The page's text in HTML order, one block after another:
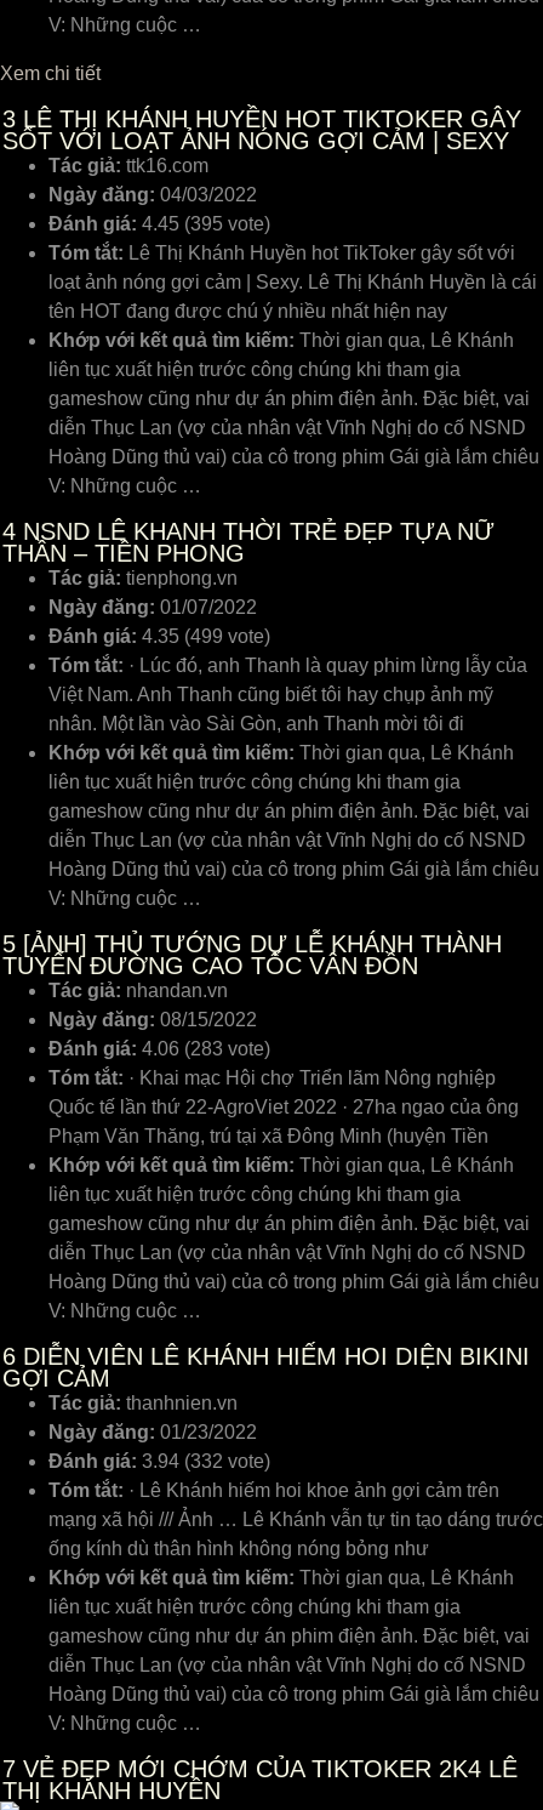
V: Những cuộc …
Xem chi tiết
3 LÊ THỊ KHÁNH HUYỀN HOT TIKTOKER GÂY
SỐT VỚI LOẠT ẢNH NÓNG GỢI CẢM | SEXY
Tác giả: ttk16.com
Ngày đăng: 04/03/2022
Đánh giá: 4.45 (395 vote)
Tóm tắt: Lê Thị Khánh Huyền hot TikToker gây sốt với
loạt ảnh nóng gợi cảm | Sexy. Lê Thị Khánh Huyền là cái
tên HOT đang được chú ý nhiều nhất hiện nay
Khớp với kết quả tìm kiếm: Thời gian qua, Lê Khánh
liên tục xuất hiện trước công chúng khi tham gia
gameshow cũng như dự án phim điện ảnh. Đặc biệt, vai
diễn Thục Lan (vợ của nhân vật Vĩnh Nghị do cố NSND
Hoàng Dũng thủ vai) của cô trong phim Gái già lắm chiêu
V: Những cuộc …
4 NSND LÊ KHANH THỜI TRẺ ĐẸP TỰA NỮ
THẦN – TIỀN PHONG
Tác giả: tienphong.vn
Ngày đăng: 01/07/2022
Đánh giá: 4.35 (499 vote)
Tóm tắt: · Lúc đó, anh Thanh là quay phim lừng lẫy của
Việt Nam. Anh Thanh cũng biết tôi hay chụp ảnh mỹ
nhân. Một lần vào Sài Gòn, anh Thanh mời tôi đi
Khớp với kết quả tìm kiếm: Thời gian qua, Lê Khánh
liên tục xuất hiện trước công chúng khi tham gia
gameshow cũng như dự án phim điện ảnh. Đặc biệt, vai
diễn Thục Lan (vợ của nhân vật Vĩnh Nghị do cố NSND
Hoàng Dũng thủ vai) của cô trong phim Gái già lắm chiêu
V: Những cuộc …
5 [ẢNH] THỦ TƯỚNG DỰ LỄ KHÁNH THÀNH
TUYẾN ĐƯỜNG CAO TỐC VÂN ĐỒN
Tác giả: nhandan.vn
Ngày đăng: 08/15/2022
Đánh giá: 4.06 (283 vote)
Tóm tắt: · Khai mạc Hội chợ Triển lãm Nông nghiệp
Quốc tế lần thứ 22-AgroViet 2022 · 27ha ngao của ông
Phạm Văn Thăng, trú tại xã Đông Minh (huyện Tiền
Khớp với kết quả tìm kiếm: Thời gian qua, Lê Khánh
liên tục xuất hiện trước công chúng khi tham gia
gameshow cũng như dự án phim điện ảnh. Đặc biệt, vai
diễn Thục Lan (vợ của nhân vật Vĩnh Nghị do cố NSND
Hoàng Dũng thủ vai) của cô trong phim Gái già lắm chiêu
V: Những cuộc …
6 DIỄN VIÊN LÊ KHÁNH HIẾM HOI DIỆN BIKINI
GỢI CẢM
Tác giả: thanhnien.vn
Ngày đăng: 01/23/2022
Đánh giá: 3.94 (332 vote)
Tóm tắt: · Lê Khánh hiếm hoi khoe ảnh gợi cảm trên
mạng xã hội /// Ảnh … Lê Khánh vẫn tự tin tạo dáng trước
ống kính dù thân hình không nóng bỏng như
Khớp với kết quả tìm kiếm: Thời gian qua, Lê Khánh
liên tục xuất hiện trước công chúng khi tham gia
gameshow cũng như dự án phim điện ảnh. Đặc biệt, vai
diễn Thục Lan (vợ của nhân vật Vĩnh Nghị do cố NSND
Hoàng Dũng thủ vai) của cô trong phim Gái già lắm chiêu
V: Những cuộc …
7 VẺ ĐẸP MỚI CHỚM CỦA TIKTOKER 2K4 LÊ
THỊ KHÁNH HUYỀN